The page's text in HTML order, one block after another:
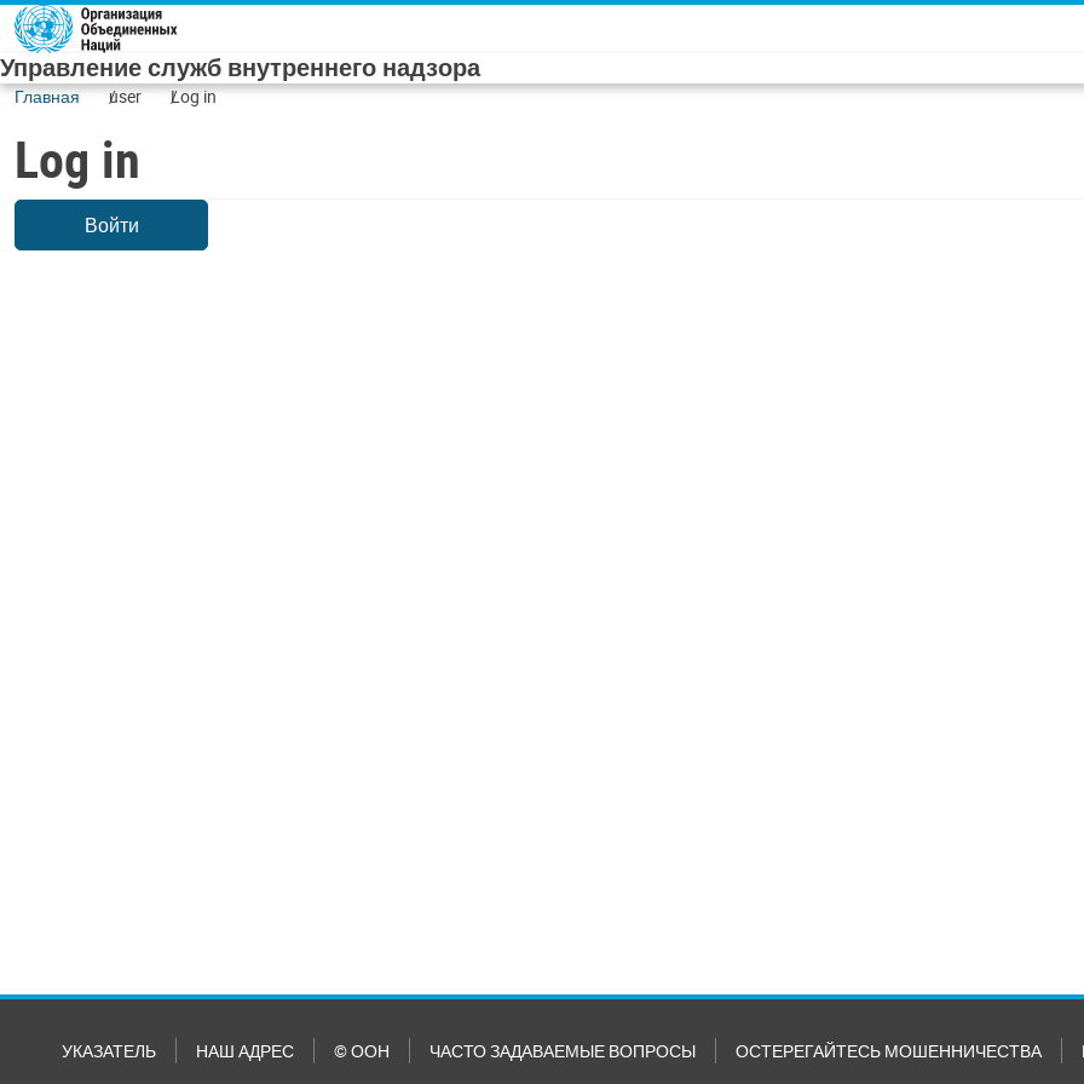
Skip to main content
Управление служб внутреннего надзора
Главная user Log in
Log in
Войти
УКАЗАТЕЛЬ НАШ АДРЕС © ООН ЧАСТО ЗАДАВАЕМЫЕ ВОПРОСЫ ОСТЕРЕГАЙТЕСЬ МОШЕННИЧЕСТВА